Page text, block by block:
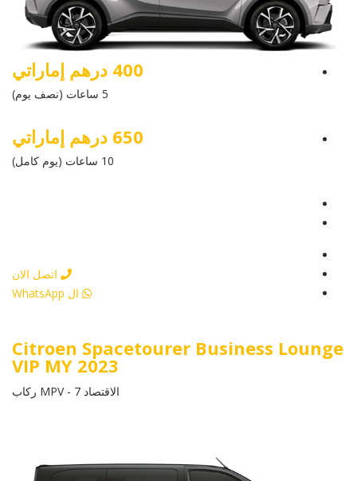
400 درهم إماراتي
5 ساعات (نصف يوم)
650 درهم إماراتي
10 ساعات (يوم كامل)
اتصل الان
ال WhatsApp
Citroen Spacetourer Business Lounge
VIP MY 2023
الاقتصاد MPV - 7 ركاب